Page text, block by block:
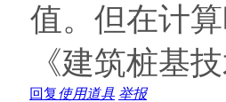
值。但在计
《建筑桩基
回复使用道具 举报